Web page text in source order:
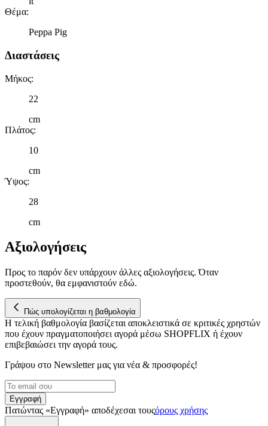
για να αποθηκεύουμε και να έχουμε πρόσβαση σε πληροφορίες
διαφημίσεων και περιεχομένου, τις μετρήσεις σχετικά με
μας και την ανάπτυξη προϊόντων. Επίσης, κοινοποιούμε
τοποθεσίας μας στους συνεργάτες μέσων κοινωνικής
δικτύωσης, διαφημίσεων και ανάλυσης.
Θέμα:
Peppa Pig
Διαστάσεις
Μήκος:
22
cm
Πλάτος:
10
cm
Ύψος:
28
cm
Αξιολογήσεις
Προς το παρόν δεν υπάρχουν άλλες αξιολογήσεις. Όταν
προστεθούν, θα εμφανιστούν εδώ.
Πώς υπολογίζεται η βαθμολογία
Η τελική βαθμολογία βασίζεται αποκλειστικά σε κριτικές χρηστών
που έχουν πραγματοποιήσει αγορά μέσω SHOPFLIX ή έχουν
επιβεβαιώσει την αγορά τους.
Γράψου στο Νewsletter μας για νέα & προσφορές!
Εγγραφή
Πατώντας «Εγγραφή» αποδέχεσαι τουςόρους χρήσης